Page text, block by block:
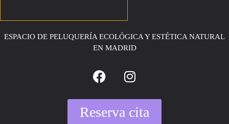
ESPACIO DE PELUQUERÍA ECOLÓGICA Y ESTÉTICA NATURAL
EN MADRID
Reserva cita